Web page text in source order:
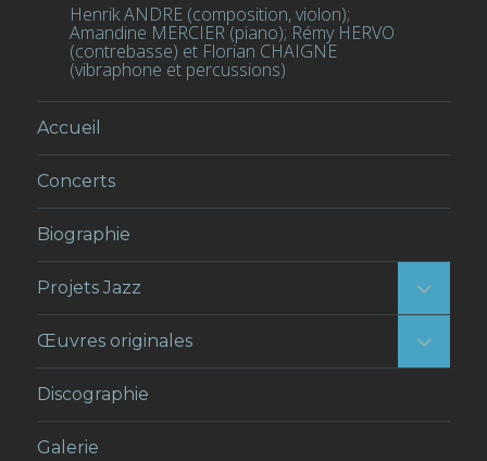
Henrik ANDRE (composition, violon);
Amandine MERCIER (piano); Rémy HERVO
(contrebasse) et Florian CHAIGNE
(vibraphone et percussions)
Accueil
Concerts
Biographie
Projets Jazz ouvrir
sous-
menu
Œuvres originales ouvrir
sous-
Discographie
Galerie